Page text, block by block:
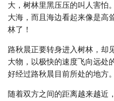
大，树林里黑压压的叫人害怕
大海，而且海边看起来像是高
林了！
路秋晨正要转身进入树林，却
大物，以极快的速度飞向远处
好经过路秋晨目前所处的地方。
随着双方之间的距离越来越近